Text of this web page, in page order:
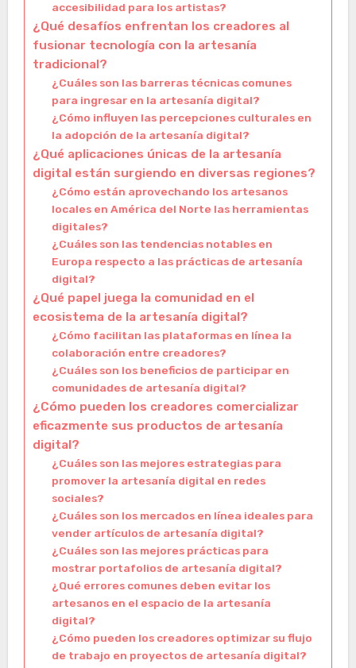
accesibilidad para los artistas?
¿Qué desafíos enfrentan los creadores al
fusionar tecnología con la artesanía
tradicional?
¿Cuáles son las barreras técnicas comunes
para ingresar en la artesanía digital?
¿Cómo influyen las percepciones culturales en
la adopción de la artesanía digital?
¿Qué aplicaciones únicas de la artesanía
digital están surgiendo en diversas regiones?
¿Cómo están aprovechando los artesanos
locales en América del Norte las herramientas
digitales?
¿Cuáles son las tendencias notables en
Europa respecto a las prácticas de artesanía
digital?
¿Qué papel juega la comunidad en el
ecosistema de la artesanía digital?
¿Cómo facilitan las plataformas en línea la
colaboración entre creadores?
¿Cuáles son los beneficios de participar en
comunidades de artesanía digital?
¿Cómo pueden los creadores comercializar
eficazmente sus productos de artesanía
digital?
¿Cuáles son las mejores estrategias para
promover la artesanía digital en redes
sociales?
¿Cuáles son los mercados en línea ideales para
vender artículos de artesanía digital?
¿Cuáles son las mejores prácticas para
mostrar portafolios de artesanía digital?
¿Qué errores comunes deben evitar los
artesanos en el espacio de la artesanía
digital?
¿Cómo pueden los creadores optimizar su flujo
de trabajo en proyectos de artesanía digital?